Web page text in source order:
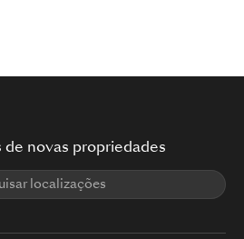
de novas propriedades